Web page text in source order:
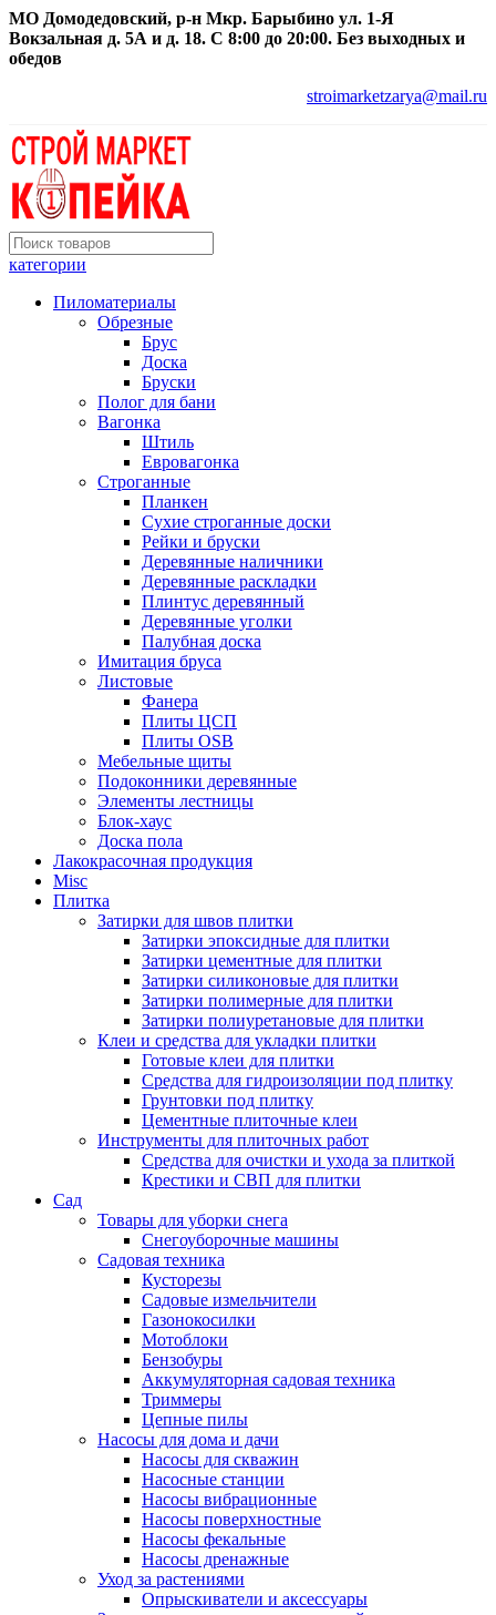
МО Домодедовский, р-н Мкр. Барыбино ул. 1-Я
Вокзальная д. 5А и д. 18. С 8:00 до 20:00. Без выходных и
обедов
stroimarketzarya@mail.ru
категории
Пиломатериалы
Обрезные
Брус
Доска
Бруски
Полог для бани
Вагонка
Штиль
Евровагонка
Строганные
Планкен
Сухие строганные доски
Рейки и бруски
Деревянные наличники
Деревянные раскладки
Плинтус деревянный
Деревянные уголки
Палубная доска
Имитация бруса
Листовые
Фанера
Плиты ЦСП
Плиты OSB
Мебельные щиты
Подоконники деревянные
Элементы лестницы
Блок-хаус
Доска пола
Лакокрасочная продукция
Misc
Плитка
Затирки для швов плитки
Затирки эпоксидные для плитки
Затирки цементные для плитки
Затирки силиконовые для плитки
Затирки полимерные для плитки
Затирки полиуретановые для плитки
Клеи и средства для укладки плитки
Готовые клеи для плитки
Средства для гидроизоляции под плитку
Грунтовки под плитку
Цементные плиточные клеи
Инструменты для плиточных работ
Средства для очистки и ухода за плиткой
Крестики и СВП для плитки
Сад
Товары для уборки снега
Снегоуборочные машины
Садовая техника
Кусторезы
Садовые измельчители
Газонокосилки
Мотоблоки
Бензобуры
Аккумуляторная садовая техника
Триммеры
Цепные пилы
Насосы для дома и дачи
Насосы для скважин
Насосные станции
Насосы вибрационные
Насосы поверхностные
Насосы фекальные
Насосы дренажные
Уход за растениями
Опрыскиватели и аксессуары